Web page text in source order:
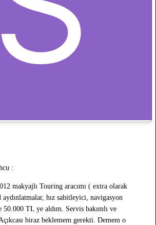
:
makyajlı Touring aracımı ( extra olarak
aydınlatmalar, hız sabitleyici, navigasyon
50.000 TL ye aldım. Servis bakımlı ve
biraz beklemem gerekti. Demem o